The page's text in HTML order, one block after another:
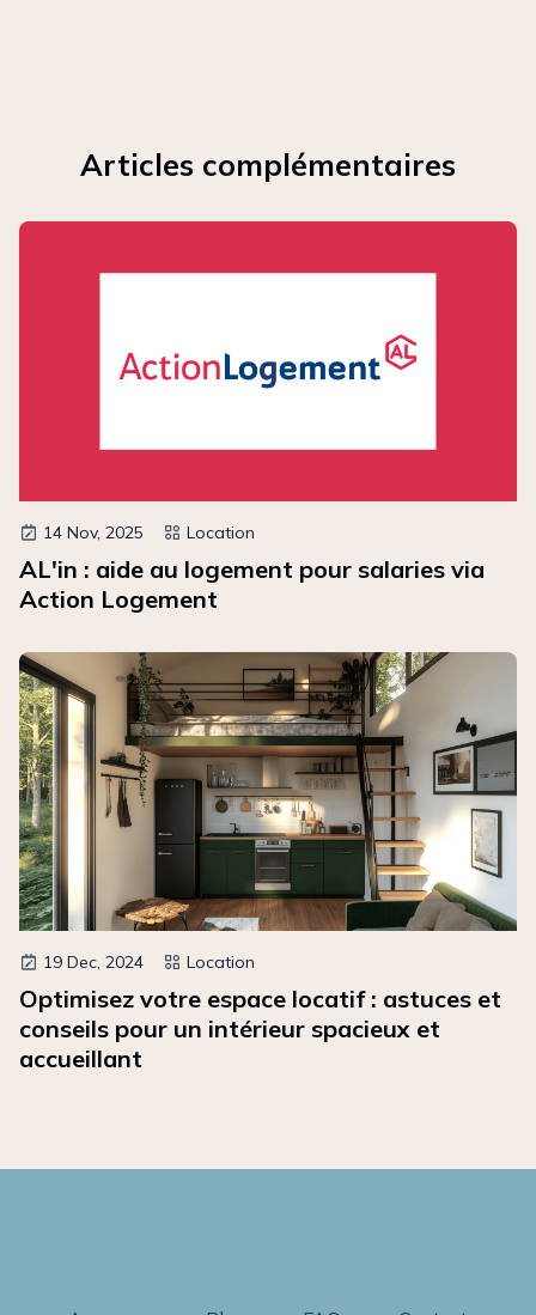
Articles complémentaires
14 Nov, 2025 Location
AL'in : aide au logement pour salaries via
Action Logement
19 Dec, 2024 Location
Optimisez votre espace locatif : astuces et
conseils pour un intérieur spacieux et
accueillant